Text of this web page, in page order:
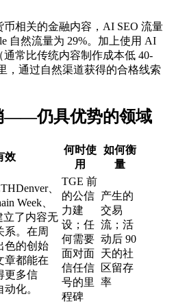
币相关的金融内容，AI SEO 流量
自然流量为 29%。加上使用 AI
常比传统内容制作成本低 40-
，通过自然渠道获得的合格线索
——仍具优势的领域
效
何时使
用
如何衡
量
、
Week、
立了内容无
系。在周
色的创始
章都能在
更多信
化。
TGE 前
的公信
力建
设；任
何需要
面对面
信任信
号的里
程碑
产生的
交易
流；活
动后 90
天的社
区留存
率